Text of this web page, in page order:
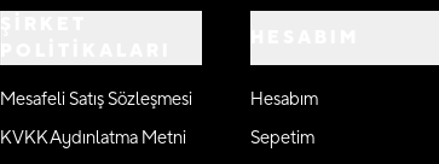
Mesafeli Satış Sözleşmesi
KVKK Aydınlatma Metni
Hesabım
Sepetim